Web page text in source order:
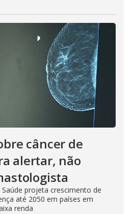
câncer de
alertar, não
projeta crescimento de
até 2050 em países em
renda